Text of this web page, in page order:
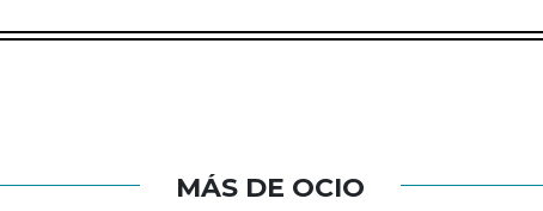
MÁS DE OCIO